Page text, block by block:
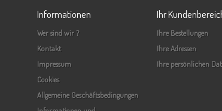
Informationen
Wer sind wir ?
Kontakt
Impressum
Cookies
Allgemeine Geschäftsbedingungen
Ihr
Ihre Bestellungen
Ihre Adressen
Ihre persönlichen